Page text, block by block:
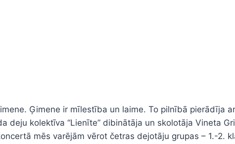
Ģimene ir mīlestība un laime. To pilnībā pierādīja
kolektīva “Lienīte” dibinātāja un skolotāja Vineta
mēs varējām vērot četras dejotāju grupas – 1.-2.